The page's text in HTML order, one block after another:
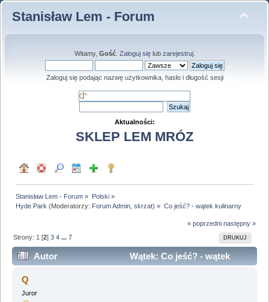
Stanisław Lem - Forum
Witamy, Gość. Zaloguj sięlub zarejestruj.
Zaloguj się podając nazwę użytkownika, hasło i długość sesji
Aktualności:
SKLEP LEM MRÓZ
Stanisław Lem - Forum » Polski»
Hyde Park (Moderatorzy: Forum Admin ,skrzat) » Co jeść? - wątek kulinarny
« poprzedni następny »
DRUKUJ
Strony: 1 [2]3 4 ...7
Autor
Wątek: Co jeść? - wątek
kulinarny (Przeczytany 260256 razy)
Q
Juror